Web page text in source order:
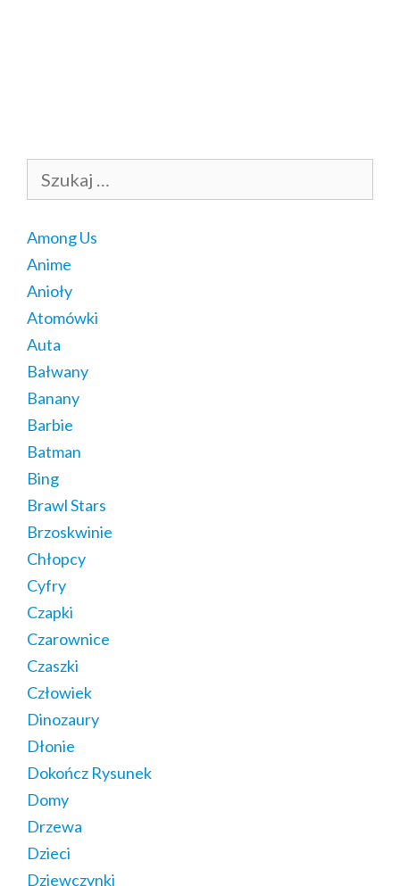
Among Us
Anime
Anioły
Atomówki
Auta
Bałwany
Banany
Barbie
Batman
Bing
Brawl Stars
Brzoskwinie
Chłopcy
Cyfry
Czapki
Czarownice
Czaszki
Człowiek
Dinozaury
Dłonie
Dokończ Rysunek
Domy
Drzewa
Dzieci
Dziewczynki